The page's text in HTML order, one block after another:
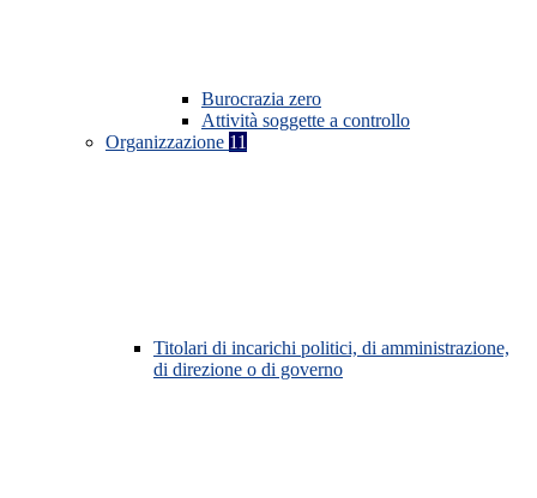
Burocrazia zero
Attività soggette a controllo
Organizzazione 11
Titolari di incarichi politici, di amministrazione,
di direzione o di governo